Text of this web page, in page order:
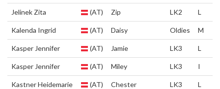
Jelinek Zita (AT) Zip LK2 L
Kalenda Ingrid (AT) Daisy Oldies M
Kasper Jennifer (AT) Jamie LK3 L
Kasper Jennifer (AT) Miley LK3 I
Kastner Heidemarie (AT) Chester LK3 L